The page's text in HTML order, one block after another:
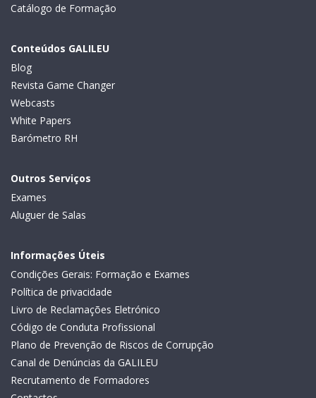
Catálogo de Formação
Conteúdos GALILEU
Blog
Revista Game Changer
Webcasts
White Papers
Barómetro RH
Outros Serviços
Exames
Aluguer de Salas
Informações Úteis
Condições Gerais: Formação e Exames
Política de privacidade
Livro de Reclamações Eletrónico
Código de Conduta Profissional
Plano de Prevenção de Riscos de Corrupção
Canal de Denúncias da GALILEU
Recrutamento de Formadores